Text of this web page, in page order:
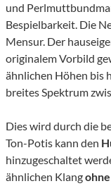
und
Bespielbarkeit. Die
Mensur. Der
originalem Vorbild
ähnlichen Höhen bis
breites Spektrum
Dies wird durch die
Ton-Potis kann den
hinzugeschaltet
ähnlichen Klang